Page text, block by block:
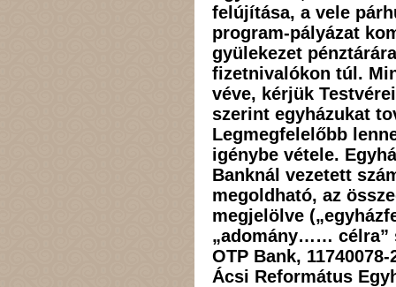
felújítása, a vele
program-pályázat
gyülekezet
fizetnivalókon túl.
véve, kérjük
szerint egyházukat
Legmegfelelőbb
igénybe vétele.
Banknál vezetett
megoldható, az
megjelölve
„adomány…… célra”
OTP Bank,
Ácsi Református